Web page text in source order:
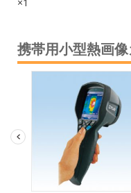
携帯用小型熱画